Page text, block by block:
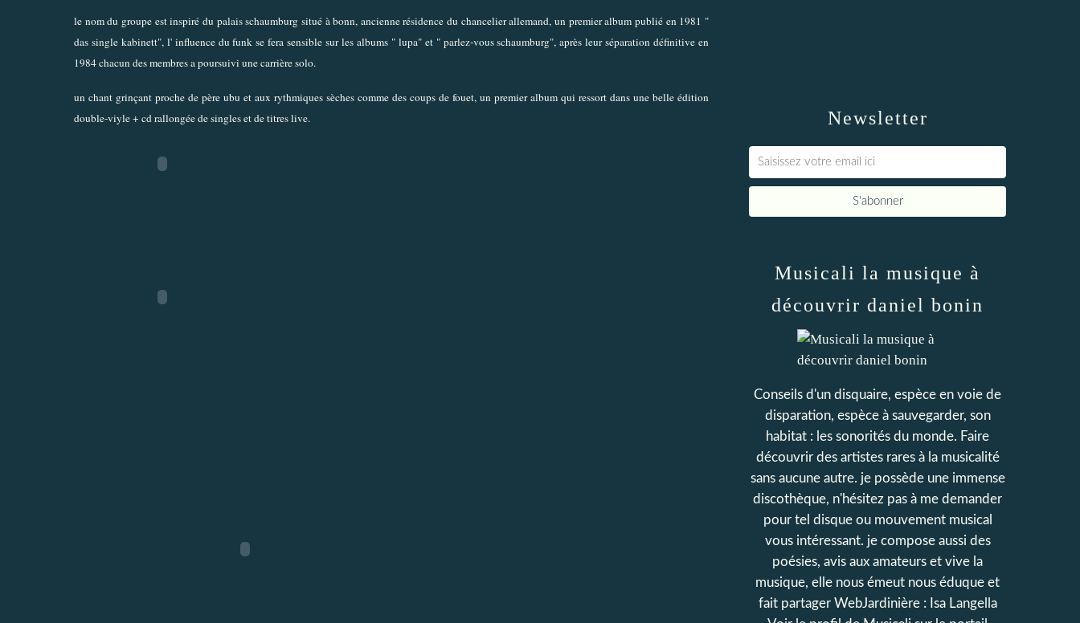
le nom du groupe est inspiré du palais schaumburg situé à bonn, ancienne résidence du chancelier allemand, un premier album publié en 1981 "
das single kabinett", l' influence du funk se fera sensible sur les albums " lupa" et " parlez-vous schaumburg", après leur séparation définitive en
1984 chacun des membres a poursuivi une carrière solo.
un chant grinçant proche de père ubu et aux rythmiques sèches comme des coups de fouet, un premier album qui ressort dans une belle édition
double-viyle + cd rallongée de singles et de titres live.
Newsletter
Musicali la musique à
découvrir daniel bonin
Conseils d'un disquaire, espèce en voie de
disparation, espèce à sauvegarder, son
habitat : les sonorités du monde. Faire
découvrir des artistes rares à la musicalité
sans aucune autre. je possède une immense
discothèque, n'hésitez pas à me demander
pour tel disque ou mouvement musical
vous intéressant. je compose aussi des
poésies, avis aux amateurs et vive la
musique, elle nous émeut nous éduque et
fait partager WebJardinière : Isa Langella